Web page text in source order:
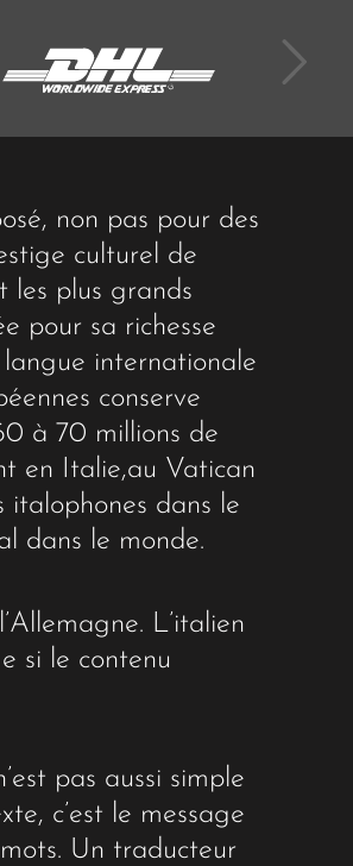
non pas pour des
culturel de
les plus grands
pour sa richesse
internationale
conserve
à 70 millions de
en Italie,au Vatican
italophones dans le
dans le monde.
L’italien
si le contenu
pas aussi simple
c’est le message
Un traducteur